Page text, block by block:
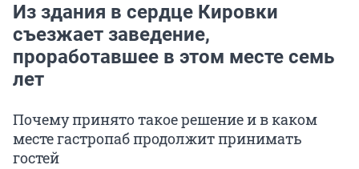
Из здания в сердце Кировки
съезжает заведение,
проработавшее в этом месте семь
лет
Почему принято такое решение и в каком
месте гастропаб продолжит принимать
гостей